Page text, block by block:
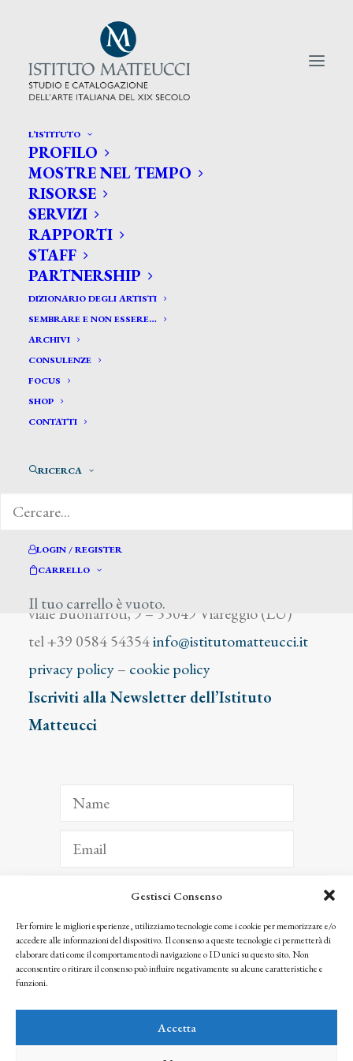
Gestisci Consenso
Per fornire le migliori esperienze, utilizziamo tecnologie come i cookie per memorizzare e/o
accedere alle informazioni del dispositivo. Il consenso a queste tecnologie ci permetterà di
elaborare dati come il comportamento di navigazione o ID unici su questo sito. Non
acconsentire o ritirare il consenso può influire negativamente su alcune caratteristiche e
funzioni.
Accetta
L’ISTITUTO
PROFILO
MOSTRE NEL TEMPO
RISORSE
SERVIZI
RAPPORTI
STAFF
PARTNERSHIP
DIZIONARIO DEGLI ARTISTI
SEMBRARE E NON ESSERE…
ARCHIVI
CONSULENZE
FOCUS
SHOP
CONTATTI
RICERCA
LOGIN / REGISTER
CARRELLO
Il tuo carrello è vuoto.
CERCA TRA GLI ARTISTI:
Search
for:
Bale Thomas Charles
viale Buonarroti, 9 – 55049 Viareggio (LU)
tel +39 0584 54354info@istitutomatteucci.it
privacy policy– cookie policy
Iscriviti alla Newsletter dell’Istituto
Matteucci
ISCRIVITI
Facendo clic per iscriverti, riconosci che le tue informazioni saranno trattate
seguendo la nostra Privacy Policy
© 2025 Istituto Matteucci. All right reserved
l’autorizzazione scritta dei proprietari dei diritti e dell’Istituto Matteucci